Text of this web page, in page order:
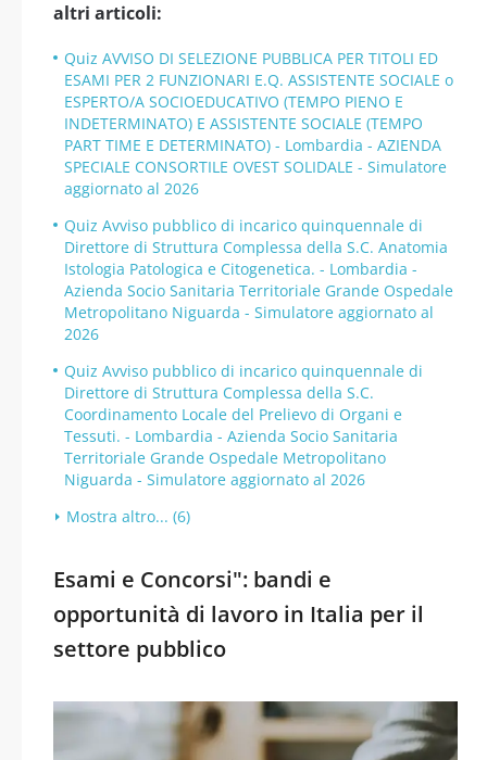
altri articoli:
Quiz AVVISO DI SELEZIONE PUBBLICA PER TITOLI ED
ESAMI PER 2 FUNZIONARI E.Q. ASSISTENTE SOCIALE o
ESPERTO/A SOCIOEDUCATIVO (TEMPO PIENO E
INDETERMINATO) E ASSISTENTE SOCIALE (TEMPO
PART TIME E DETERMINATO) - Lombardia - AZIENDA
SPECIALE CONSORTILE OVEST SOLIDALE - Simulatore
aggiornato al 2026
Quiz Avviso pubblico di incarico quinquennale di
Direttore di Struttura Complessa della S.C. Anatomia
Istologia Patologica e Citogenetica. - Lombardia -
Azienda Socio Sanitaria Territoriale Grande Ospedale
Metropolitano Niguarda - Simulatore aggiornato al
2026
Quiz Avviso pubblico di incarico quinquennale di
Direttore di Struttura Complessa della S.C.
Coordinamento Locale del Prelievo di Organi e
Tessuti. - Lombardia - Azienda Socio Sanitaria
Territoriale Grande Ospedale Metropolitano
Niguarda - Simulatore aggiornato al 2026
Mostra altro... (6)
Esami e Concorsi": bandi e
opportunità di lavoro in Italia per il
settore pubblico